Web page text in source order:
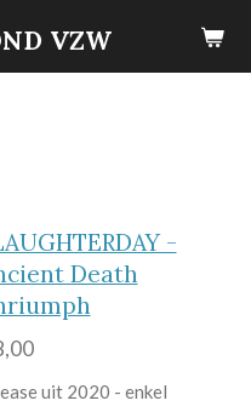
VZW
-
Death
uit 2020 - enkel